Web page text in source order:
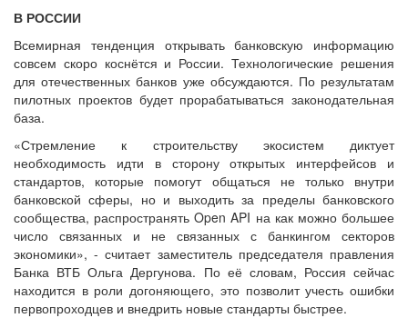
В РОССИИ
Всемирная тенденция открывать банковскую информацию
совсем скоро коснётся и России. Технологические решения
для отечественных банков уже обсуждаются. По результатам
пилотных проектов будет прорабатываться законодательная
база.
«Стремление к строительству экосистем диктует
необходимость идти в сторону открытых интерфейсов и
стандартов, которые помогут общаться не только внутри
банковской сферы, но и выходить за пределы банковского
сообщества, распространять Open API на как можно большее
число связанных и не связанных с банкингом секторов
экономики», - считает заместитель председателя правления
Банка ВТБ Ольга Дергунова. По её словам, Россия сейчас
находится в роли догоняющего, это позволит учесть ошибки
первопроходцев и внедрить новые стандарты быстрее.